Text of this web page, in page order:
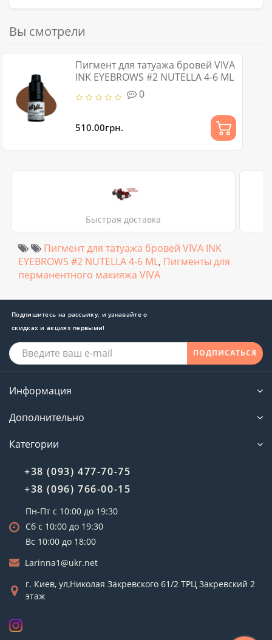
Вы смотрели
Пигмент для татуажа бровей VIVA
INK EYEBROWS #2 NUTELLA 4-6 ML
0
510.00грн.
Быстрая доставка
Пигмент для татуажа бровей VIVA INK
EYEBROWS #2 NUTELLA 4-6 ML, Пигменты для
перманентного макияжа VIVA
Подпишитесь на рассылку, и узнавайте о
скидках и акциях первыми!
ПОДПИСАТЬСЯ
Информация
Дополнительно
Категории
+38 (093) 477-70-75
+38 (096) 766-00-15
Пн-Пт с 10:00 до 19:30
Сб с 10:00 до 19:30
Вс 10:00 до 18:00
Larinna1@ukr.net
г. Киев, ул,Николая Закревского 61/2 ТРЦ Закревский 2
этаж